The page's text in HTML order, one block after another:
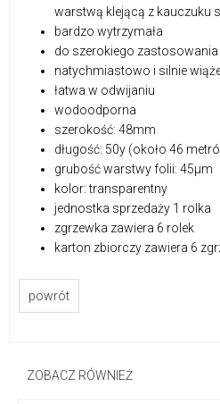
warstwą klejącą z kauczuku
bardzo wytrzymała
do szerokiego
natychmiastowo i silnie
łatwa w odwijaniu
wodoodporna
szerokość: 48mm
długość: 50y (około 46
grubość warstwy folii: 45μm
kolor: transparentny
jednostka sprzedaży 1 rolka
zgrzewka zawiera 6 rolek
karton zbiorczy zawiera 6
powrót
ZOBACZ RÓWNIEŻ